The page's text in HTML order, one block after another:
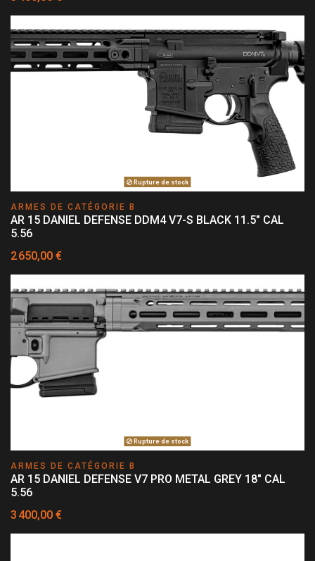
Rupture de stock
ARMES DE CATÉGORIE B
AR 15 DANIEL DEFENSE DDM4 V7-S BLACK 11.5" CAL
5.56
2 650,00 €
Rupture de stock
ARMES DE CATÉGORIE B
AR 15 DANIEL DEFENSE V7 PRO METAL GREY 18" CAL
5.56
3 400,00 €